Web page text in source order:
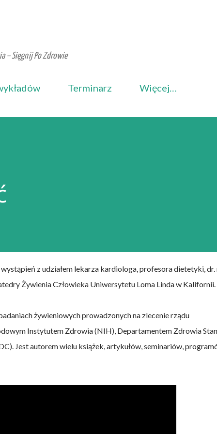
– Sięgnij Po Zdrowie
Terminarz Więcej…
z udziałem lekarza kardiologa, profesora dietetyki, dr.
Żywienia Człowieka Uniwersytetu Loma Linda w Kalifornii.
żywieniowych prowadzonych na zlecenie rządu
Instytutem Zdrowia (NIH), Departamentem Zdrowia
Jest autorem wielu książek, artykułów, seminariów,